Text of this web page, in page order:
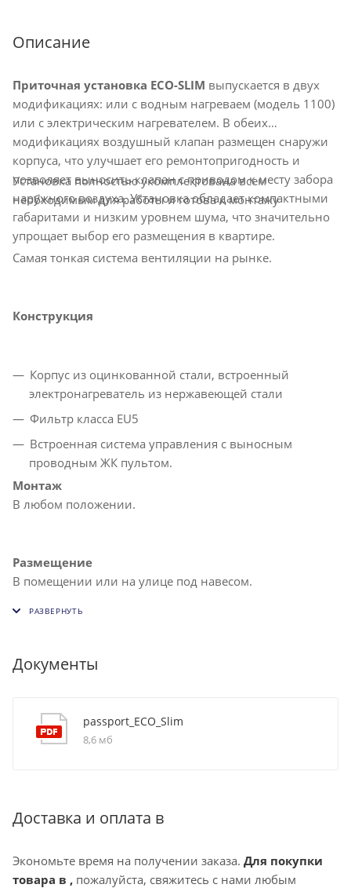
Описание
Приточная установка ECO-SLIM выпускается в двух
модификациях: или с водным нагреваем (модель 1100)
или с электрическим нагревателем. В обеих
модификациях воздушный клапан размещен снаружи
корпуса, что улучшает его ремонтопригодность и
позволяет выносить клапан с приводом к месту забора
наружного воздуха. Установка обладает компактными
габаритами и низким уровнем шума, что значительно
упрощает выбор его размещения в квартире.
Установка полностью укомплектована всем
необходимым для работы и готова к монтажу
Самая тонкая система вентиляции на рынке.
Конструкция
Корпус из оцинкованной стали, встроенный
электронагреватель из нержавеющей стали
Фильтр класса EU5
Встроенная система управления с выносным
проводным ЖК пультом.
Монтаж
В любом положении.
Размещение
В помещении или на улице под навесом.
Документы
passport_ECO_Slim
8,6 мб
Доставка и оплата в
Экономьте время на получении заказа. Для покупки
товара в , пожалуйста, свяжитесь с нами любым